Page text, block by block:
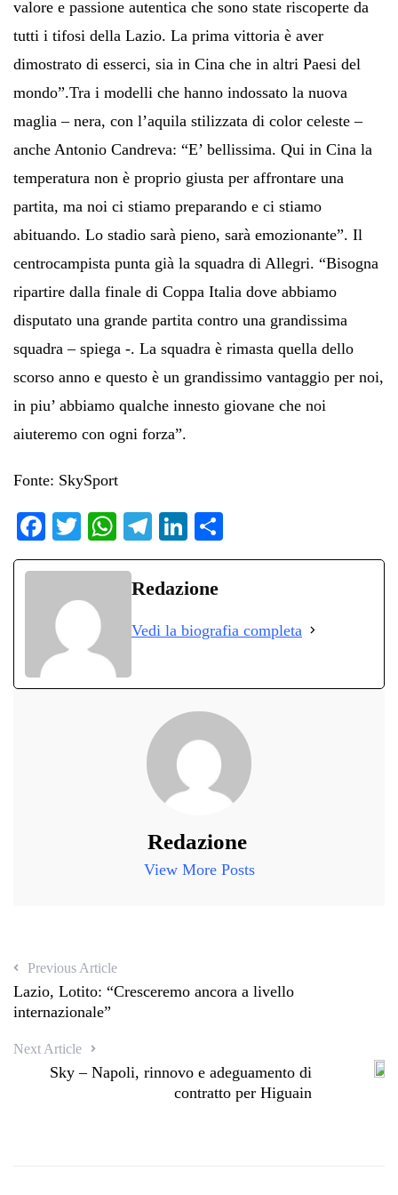
valore e passione autentica che sono state riscoperte da
tutti i tifosi della Lazio. La prima vittoria è aver
dimostrato di esserci, sia in Cina che in altri Paesi del
mondo”.Tra i modelli che hanno indossato la nuova
maglia – nera, con l’aquila stilizzata di color celeste –
anche Antonio Candreva: “E’ bellissima. Qui in Cina la
temperatura non è proprio giusta per affrontare una
partita, ma noi ci stiamo preparando e ci stiamo
abituando. Lo stadio sarà pieno, sarà emozionante”. Il
centrocampista punta già la squadra di Allegri. “Bisogna
ripartire dalla finale di Coppa Italia dove abbiamo
disputato una grande partita contro una grandissima
squadra – spiega -. La squadra è rimasta quella dello
scorso anno e questo è un grandissimo vantaggio per noi,
in piu’ abbiamo qualche innesto giovane che noi
aiuteremo con ogni forza”.
Fonte: SkySport
Fa
ce
ok
T
wi
r
W
ha
ts
pp
Te
le
gr
m
Li
nk
ed
on
di
Redazione
Vedi la biografia completa
Redazione
View More Posts
Previous Article
Lazio, Lotito: “Cresceremo ancora a livello
internazionale”
Next Article
Sky – Napoli, rinnovo e adeguamento di
contratto per Higuain